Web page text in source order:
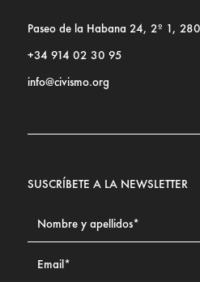
Paseo de la Habana 24, 2º 1,
+34 914 02 30 95
info@civismo.org
SUSCRÍBETE A LA NEWSLETTER